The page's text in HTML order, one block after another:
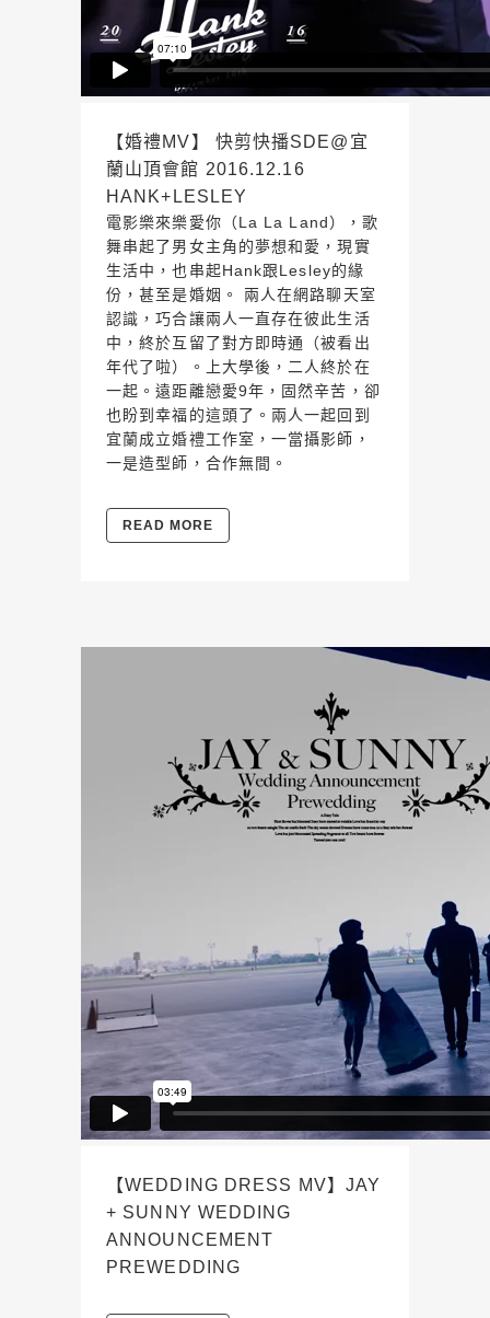
【婚禮MV】 快剪快播SDE@宜
蘭山頂會館 2016.12.16
HANK+LESLEY
電影樂來樂愛你（La La Land），歌
舞串起了男女主角的夢想和愛，現實
生活中，也串起Hank跟Lesley的緣
份，甚至是婚姻。 兩人在網路聊天室
認識，巧合讓兩人一直存在彼此生活
中，終於互留了對方即時通（被看出
年代了啦）。上大學後，二人終於在
一起。遠距離戀愛9年，固然辛苦，卻
也盼到幸福的這頭了。兩人一起回到
宜蘭成立婚禮工作室，一當攝影師，
一是造型師，合作無間。
READ MORE
【WEDDING DRESS MV】JAY
+ SUNNY WEDDING
ANNOUNCEMENT
PREWEDDING